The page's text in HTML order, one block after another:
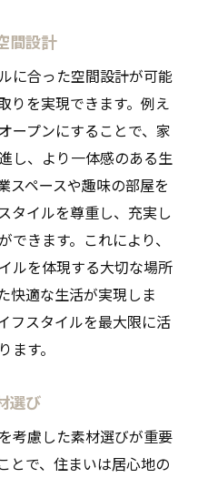
な活用
した設計
可能性でバケーショ
スペース
用空間
リラクゼーションル
適なワークスタイル
テインメント設備
ワーク環境
入れた健康的な生活
を育む空間設計
間設計
に合った空間設計が可能
りを実現できます。例え
ープンにすることで、家
し、より一体感のある生
スペースや趣味の部屋を
タイルを尊重し、充実し
きます。これにより、
ルを体現する大切な場所
快適な生活が実現しま
フスタイルを最大限に活
す。
選び
考慮した素材選びが重要
とで、住まいは居心地の